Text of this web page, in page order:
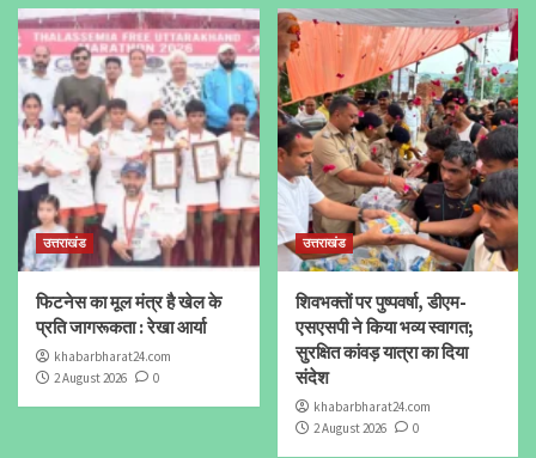
उत्तराखंड
फिटनेस का मूल मंत्र है खेल के
प्रति जागरूकता : रेखा आर्या
khabarbharat24.com
2 August 2026
0
उत्तराखंड
शिवभक्तों पर पुष्पवर्षा, डीएम-
एसएसपी ने किया भव्य स्वागत;
सुरक्षित कांवड़ यात्रा का दिया
संदेश
khabarbharat24.com
2 August 2026
0